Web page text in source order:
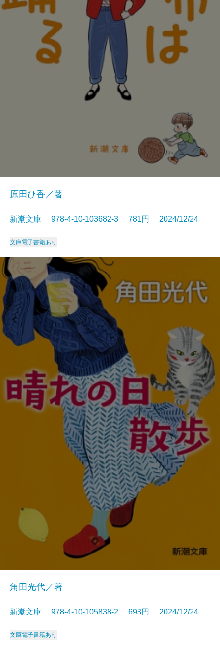
原田ひ香／著
新潮文庫 978-4-10-103682-3 781円 2024/12/24
文庫電子書籍あり
角田光代／著
新潮文庫 978-4-10-105838-2 693円 2024/12/24
文庫電子書籍あり